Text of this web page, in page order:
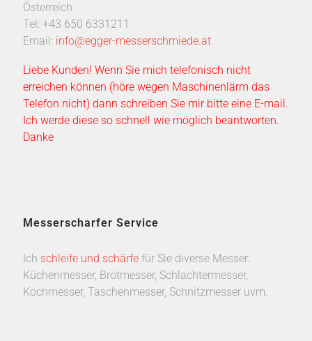
Österreich
Tel: +43 650 6331211
Email: info@egger-messerschmiede.at
Liebe Kunden! Wenn Sie mich telefonisch nicht
erreichen können (höre wegen Maschinenlärm das
Telefon nicht) dann schreiben Sie mir bitte eine E-mail.
Ich werde diese so schnell wie möglich beantworten.
Danke
Messerscharfer Service
Ich schleife und schärfefür Sie diverse Messer:
Küchenmesser, Brotmesser, Schlachtermesser,
Kochmesser, Taschenmesser, Schnitzmesser uvm.